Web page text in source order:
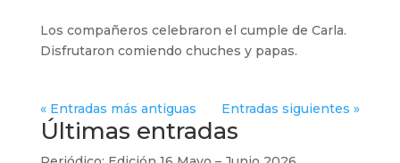
Los compañeros celebraron el cumple de Carla.
Disfrutaron comiendo chuches y papas.
« Entradas más antiguas Entradas siguientes »
Últimas entradas